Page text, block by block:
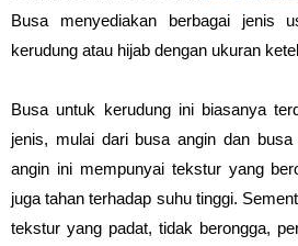
Busa menyediakan berbagai jenis
kerudung atau hijab dengan ukuran
Busa untuk kerudung ini biasanya
jenis, mulai dari busa angin dan
angin ini mempunyai tekstur yang
juga tahan terhadap suhu tinggi.
tekstur yang padat, tidak berongga,